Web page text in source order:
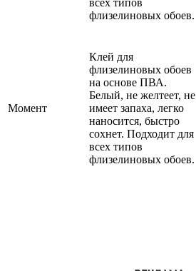
флизелиновых обоев.
Момент
Клей для
флизелиновых обоев
на основе ПВА.
Белый, не желтеет, не
имеет запаха, легко
наносится, быстро
сохнет. Подходит для
всех типов
флизелиновых обоев.